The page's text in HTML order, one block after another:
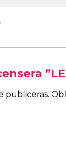
publiceras.